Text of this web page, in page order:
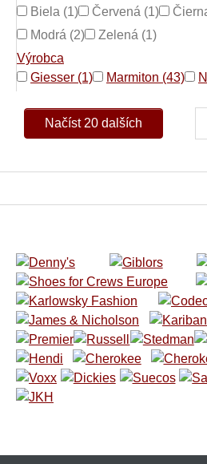
Biela (1)
Červená (1)
Modrá (2)
Zelená (1)
Výrobca
Giesser (1)
Marmiton (43)
Načíst 20 dalších